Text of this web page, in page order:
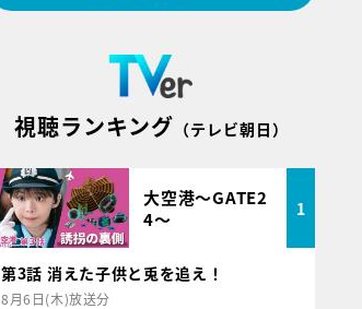
視聴ランキング （テレビ朝日）
大空港～GATE2
4～
1
第3話 消えた子供と兎を追え！
8月6日(木)放送分